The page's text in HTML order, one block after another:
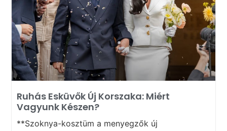
Ruhás Esküvők Új Korszaka: Miért
Vagyunk Készen?
**Szoknya-kosztüm a menyegzők új